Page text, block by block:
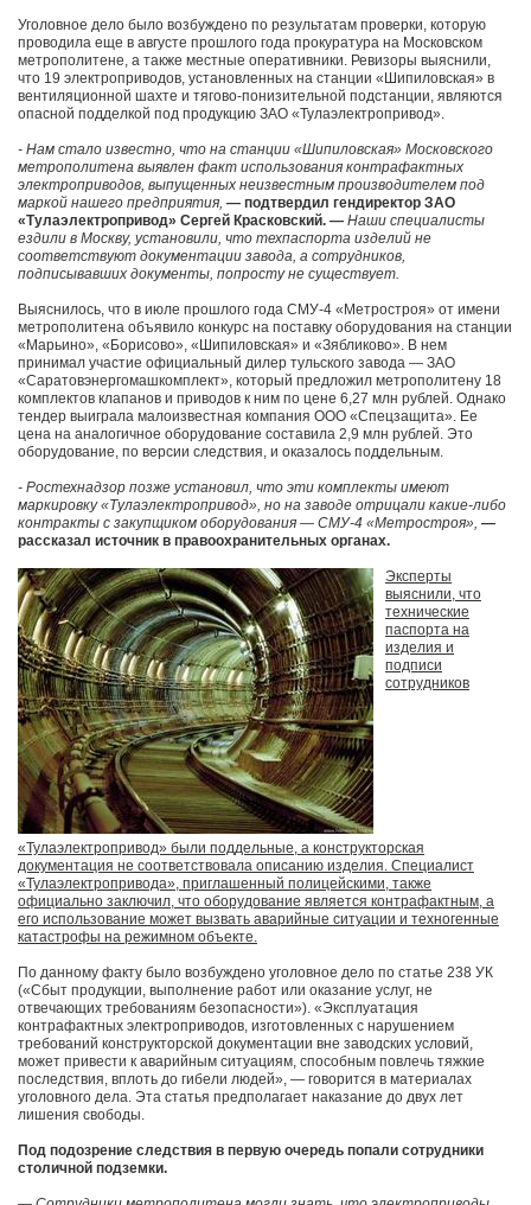
Уголовное дело было возбуждено по результатам проверки, которую
проводила еще в августе прошлого года прокуратура на Московском
метрополитене, а также местные оперативники. Ревизоры выяснили,
что 19 электроприводов, установленных на станции «Шипиловская» в
вентиляционной шахте и тягово-понизительной подстанции, являются
опасной подделкой под продукцию ЗАО «Тулаэлектропривод».
- Нам стало известно, что на станции «Шипиловская» Московского
метрополитена выявлен факт использования контрафактных
электроприводов, выпущенных неизвестным производителем под
маркой нашего предприятия, — подтвердил гендиректор ЗАО
«Тулаэлектропривод» Сергей Красковский. — Наши специалисты
ездили в Москву, установили, что техпаспорта изделий не
соответствуют документации завода, а сотрудников,
подписывавших документы, попросту не существует.
Выяснилось, что в июле прошлого года СМУ-4 «Метростроя» от имени
метрополитена объявило конкурс на поставку оборудования на станции
«Марьино», «Борисово», «Шипиловская» и «Зябликово». В нем
принимал участие официальный дилер тульского завода — ЗАО
«Саратовэнергомашкомплект», который предложил метрополитену 18
комплектов клапанов и приводов к ним по цене 6,27 млн рублей. Однако
тендер выиграла малоизвестная компания ООО «Спецзащита». Ее
цена на аналогичное оборудование составила 2,9 млн рублей. Это
оборудование, по версии следствия, и оказалось поддельным.
- Ростехнадзор позже установил, что эти комплекты имеют
маркировку «Тулаэлектропривод», но на заводе отрицали какие-либо
контракты с закупщиком оборудования — СМУ-4 «Метростроя», —
рассказал источник в правоохранительных органах.
Эксперты
выяснили, что
технические
паспорта на
изделия и
подписи
сотрудников
«Тулаэлектропривод» были поддельные, а конструкторская
документация не соответствовала описанию изделия. Специалист
«Тулаэлектропривода», приглашенный полицейскими, также
официально заключил, что оборудование является контрафактным, а
его использование может вызвать аварийные ситуации и техногенные
катастрофы на режимном объекте.
По данному факту было возбуждено уголовное дело по статье 238 УК
(«Сбыт продукции, выполнение работ или оказание услуг, не
отвечающих требованиям безопасности»). «Эксплуатация
контрафактных электроприводов, изготовленных с нарушением
требований конструкторской документации вне заводских условий,
может привести к аварийным ситуациям, способным повлечь тяжкие
последствия, вплоть до гибели людей», — говорится в материалах
уголовного дела. Эта статья предполагает наказание до двух лет
лишения свободы.
Под подозрение следствия в первую очередь попали сотрудники
столичной подземки.